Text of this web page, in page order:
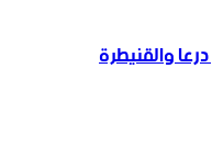
والقنيطرة